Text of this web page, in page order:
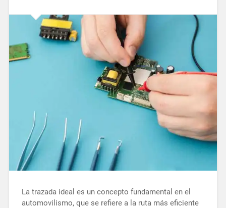
La trazada ideal es un concepto fundamental en el
automovilismo, que se refiere a la ruta más eficiente